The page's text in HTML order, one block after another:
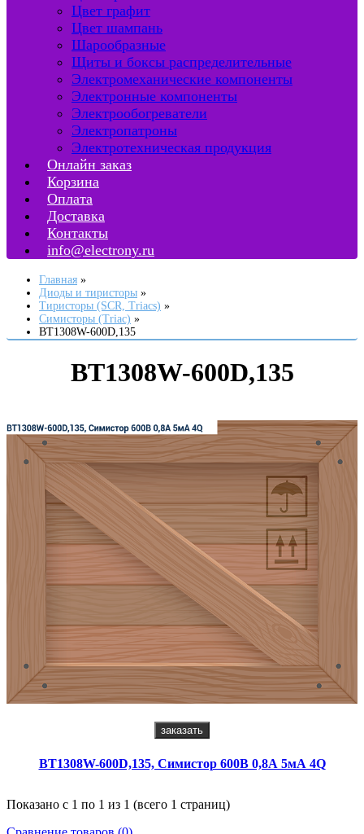
Цвет графит
Цвет шампань
Шарообразные
Щиты и боксы распределительные
Электромеханические компоненты
Электронные компоненты
Электрообогреватели
Электропатроны
Электротехническая продукция
Онлайн заказ
Корзина
Оплата
Доставка
Контакты
info@electrony.ru
Главная
Диоды и тиристоры
Тиристоры (SCR, Triacs)
Симисторы (Triac)
BT1308W-600D,135
BT1308W-600D,135
заказать
BT1308W-600D,135, Симистор 600В 0,8А 5мА 4Q
Показано с 1 по 1 из 1 (всего 1 страниц)